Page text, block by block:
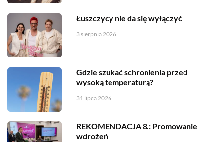
Łuszczycy nie da się wyłączyć
3 sierpnia 2026
Gdzie szukać schronienia przed
wysoką temperaturą?
31 lipca 2026
REKOMENDACJA 8.: Promowanie
wdrożeń